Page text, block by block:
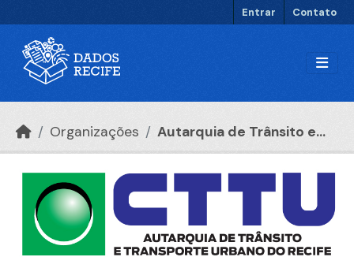
Entrar Contato
Organizações Autarquia de Trânsito e...